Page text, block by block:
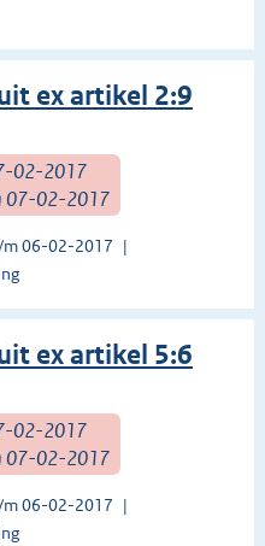
ex artikel 2:9
02-2017
07-02-2017
06-02-2017
ex artikel 5:6
02-2017
07-02-2017
06-02-2017